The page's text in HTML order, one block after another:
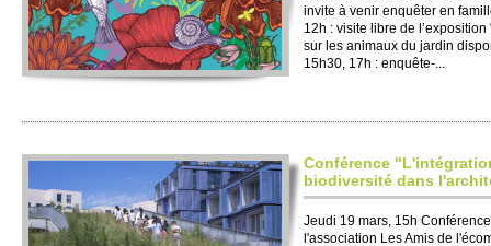
invite à venir enquêter en
12h : vi­site libre de
sur les animaux du jardin
15h30, 17h : enquête-...
Conférence
biodiversité dans
Jeudi 19 mars, 15h
l'association Les Amis de